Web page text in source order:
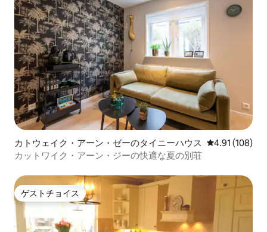
カトウェイク・アーン・ゼーのタイニーハウス レビュー108
4.91 (108)
カットワイク・アーン・ジーの快適な夏の別荘
ゲストチョイス
ゲストチョイス